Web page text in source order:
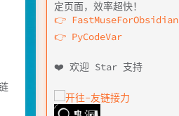
👉 FastMuseForObsidian
👉 PyCodeVar
❤️ 欢迎 Star 支持